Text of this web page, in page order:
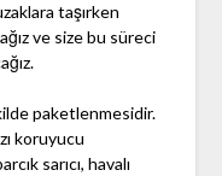
taşırken
ve size bu süreci
paketlenmesidir.
koruyucu
sarıcı, havalı